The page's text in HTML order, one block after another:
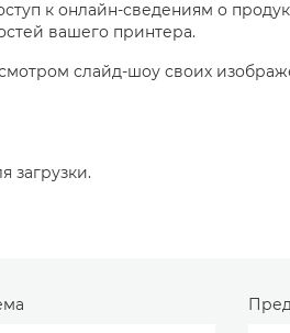
к онлайн-сведениям о
вашего принтера.
слайд-шоу своих
загрузки.